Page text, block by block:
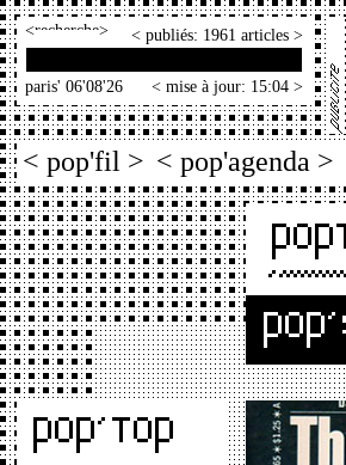
< > < publiés: 1961 articles >
paris' 06'08'26 < mise à jour: 15:04 >
< pop'fil > < pop'agenda >